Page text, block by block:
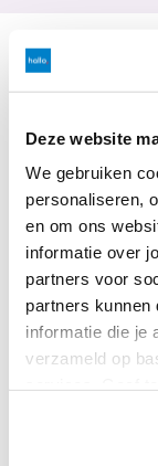
Deze website
We gebruiken
personaliseren,
en om ons
informatie over
partners voor
partners kunnen
informatie die je
verzameld op
Neem
ons
Voornaam*
Achternaam
E-mail *